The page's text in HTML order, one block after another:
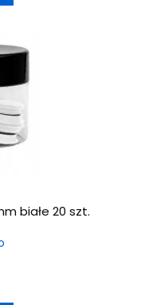
białe 20 szt.